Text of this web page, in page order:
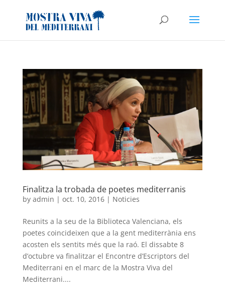
Finalitza la trobada de poetes mediterranis
by admin | oct. 10, 2016| Noticies
Reunits a la seu de la Biblioteca Valenciana, els
poetes coincideixen que a la gent mediterrània ens
acosten els sentits més que la raó. El dissabte 8
d’octubre va finalitzar el Encontre d’Escriptors del
Mediterrani en el marc de la Mostra Viva del
Mediterrani....